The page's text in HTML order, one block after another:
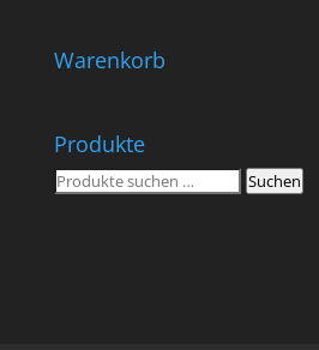
Warenkorb
Produkte
Suchen
Suchen